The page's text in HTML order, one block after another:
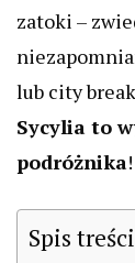
zatoki –
lub city
Sycylia to
podróżnika!
Spis treści